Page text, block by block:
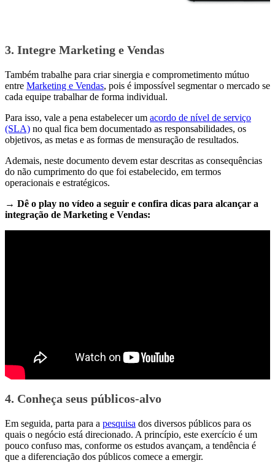
3. Integre Marketing e Vendas
Também trabalhe para criar sinergia e comprometimento mútuo
entre Marketing e Vendas, pois é impossível segmentar o mercado se
cada equipe trabalhar de forma individual.
Para isso, vale a pena estabelecer um acordo de nível de serviço
(SLA) no qual fica bem documentado as responsabilidades, os
objetivos, as metas e as formas de mensuração de resultados.
Ademais, neste documento devem estar descritas as consequências
do não cumprimento do que foi estabelecido, em termos
operacionais e estratégicos.
→ Dê o play no vídeo a seguir e confira dicas para alcançar a
integração de Marketing e Vendas:
4. Conheça seus públicos-alvo
Em seguida, parta para a pesquisa dos diversos públicos para os
quais o negócio está direcionado. A princípio, este exercício é um
pouco confuso mas, conforme os estudos avançam, a tendência é
que a diferenciação dos públicos comece a emergir.